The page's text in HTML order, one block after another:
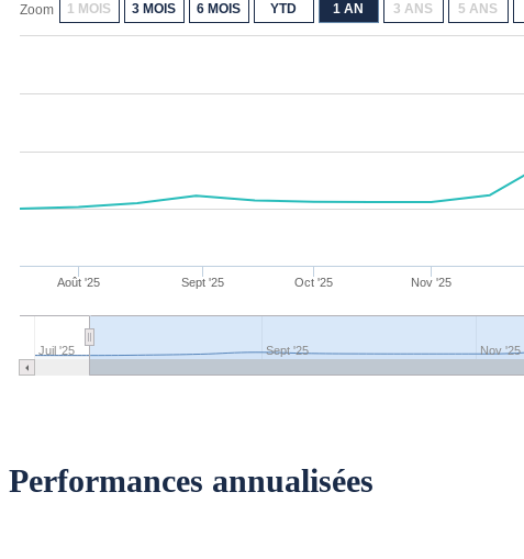
Zoom 1 MOIS 3 MOIS 6 MOIS YTD 1 AN 3 ANS 5 ANS
Août '25 Sept '25 Oct '25 Nov '25
Juil '25 Sept '25 Nov '25
Performances annualisées